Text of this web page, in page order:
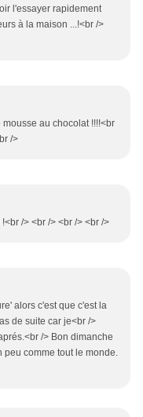
l'essayer rapidement
à la maison ...!<br />
au chocolat !!!!<br
/>
/> <br /> <br /> <br />
alors c'est que c'est la
de suite car je<br />
/> Bon dimanche
peu comme tout le monde.